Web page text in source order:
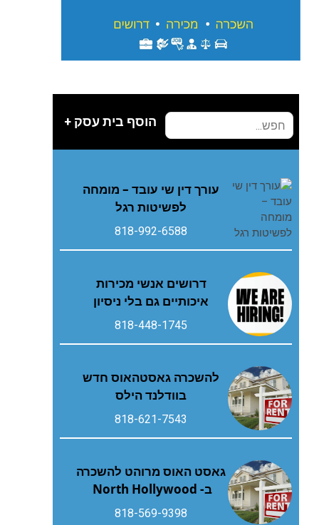
הוסף בית עסק +
עורך דין שי עובד – מומחה
לפשיטות רגל
818-992-6588
דרושים אנשי מכירות
איכותיים גם בלי ניסיון
818-448-1745
להשכרה גאסטהאוס חדש
בוודלנד הילס
818-621-7543
גאסט האוס מרוהט להשכרה
ב- North Hollywood
818-569-9398